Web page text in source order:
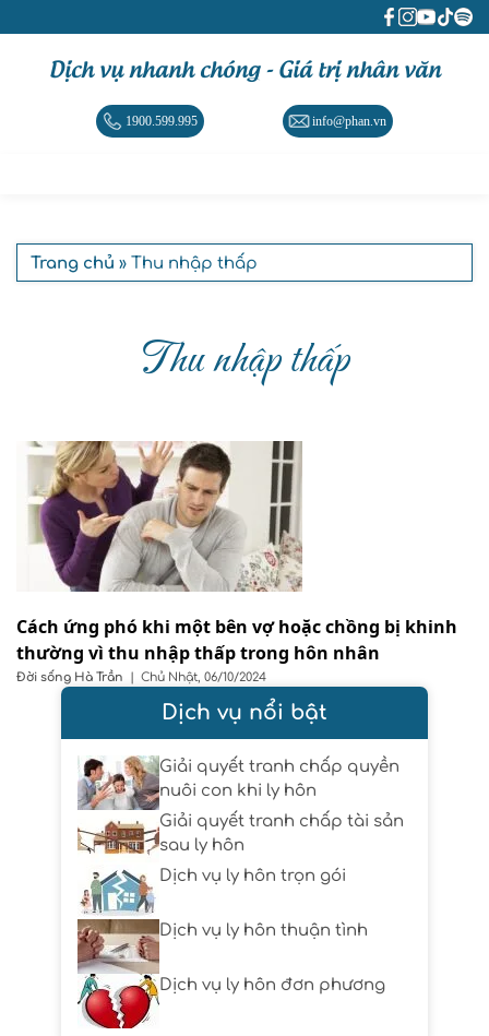
Dịch vụ nhanh chóng - Giá trị nhân văn
1900.599.995 info@phan.vn
Trang chủ » Thu nhập thấp
Thu nhập thấp
Cách ứng phó khi một bên vợ hoặc chồng bị khinh
thường vì thu nhập thấp trong hôn nhân
Đời sống Hà Trần | Chủ Nhật, 06/10/2024
Dịch vụ nổi bật
Giải quyết tranh chấp quyền
nuôi con khi ly hôn
Giải quyết tranh chấp tài sản
sau ly hôn
Dịch vụ ly hôn trọn gói
Dịch vụ ly hôn thuận tình
Dịch vụ ly hôn đơn phương